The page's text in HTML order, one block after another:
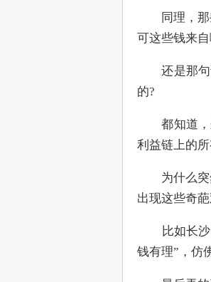
同理，那些
可这些钱来
还是那句话
的?
都知道，来
利益链上的所
为什么突然
出现这些奇
比如长沙代
钱有理”，仿